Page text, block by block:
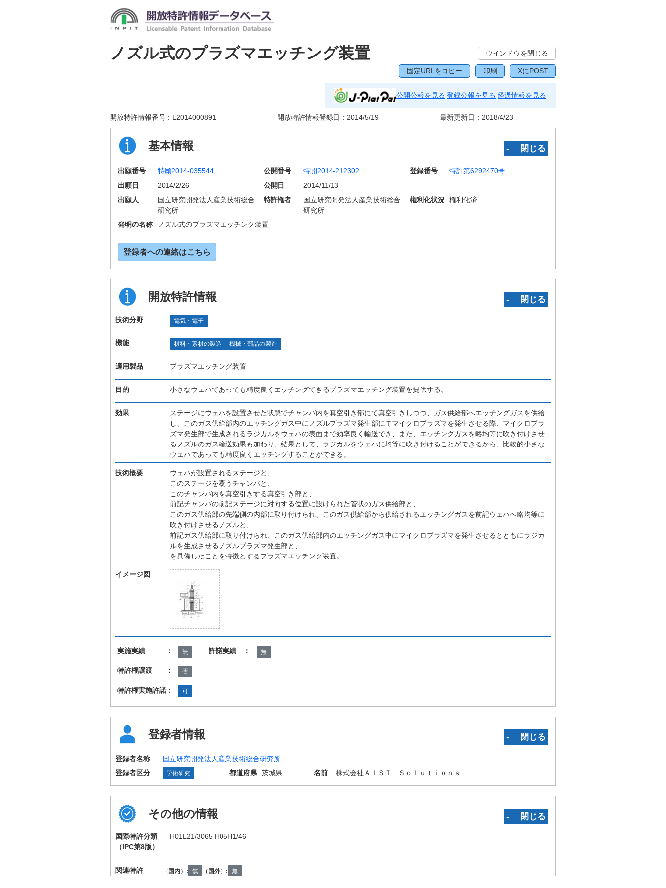
ノズル式のプラズマエッチング装置 ウインドウを閉じる
固定URLをコピー 印刷 XにPOST
公開公報を見る 登録公報を見る 経過情報を見る
開放特許情報番号： L2014000891 開放特許情報登録日： 2014/5/19 最新更新日： 2018/4/23
基本情報 ‐ 閉じる
出願番号 特願2014-035544 公開番号 特開2014-212302 登録番号
特許第6292470号
出願日
2014/2/26 公開日
2014/11/13
出願人
国立研究開発法人産業技術総合
研究所
特許権者
国立研究開発法人産業技術総合
研究所
権利化状況 権利化済
発明の名称 ノズル式のプラズマエッチング装置
登録者への連絡はこちら
開放特許情報 ‐ 閉じる
技術分野 電気・電子
機能 材料・素材の製造 機械・部品の製造
適用製品 プラズマエッチング装置
目的 小さなウェハであっても精度良くエッチングできるプラズマエッチング装置を提供する。
効果
ステージにウェハを設置させた状態でチャンバ内を真空引き部にて真空引きしつつ、ガス供給部へエッチングガスを供給
し、このガス供給部内のエッチングガス中にノズルプラズマ発生部にてマイクロプラズマを発生させる際、マイクロプラ
ズマ発生部で生成されるラジカルをウェハの表面まで効率良く輸送でき、また、エッチングガスを略均等に吹き付けさせ
るノズルのガス輸送効果も加わり、結果として、ラジカルをウェハに均等に吹き付けることができるから、比較的小さな
ウェハであっても精度良くエッチングすることができる。
技術概要
ウェハが設置されるステージと、
このステージを覆うチャンバと、
このチャンバ内を真空引きする真空引き部と、
前記チャンバの前記ステージに対向する位置に設けられた管状のガス供給部と、
このガス供給部の先端側の内部に取り付けられ、このガス供給部から供給されるエッチングガスを前記ウェハへ略均等に
吹き付けさせるノズルと、
前記ガス供給部に取り付けられ、このガス供給部内のエッチングガス中にマイクロプラズマを発生させるとともにラジカ
ルを生成させるノズルプラズマ発生部と、
を具備したことを特徴とするプラズマエッチング装置。
イメージ図
実施実績 ： 無 許諾実績 ： 無
特許権譲渡 ： 否
特許権実施許諾： 可
登録者情報 ‐ 閉じる
登録者名称
国立研究開発法人産業技術総合研究所
登録者区分
学術研究 都道府県 茨城県 名前 株式会社ＡＩＳＴ Ｓｏｌｕｔｉｏｎｓ
その他の情報 ‐ 閉じる
国際特許分類
（IPC第8版）
H01L21/3065 H05H1/46
関連特許 （国内）: 無 （国外）: 無